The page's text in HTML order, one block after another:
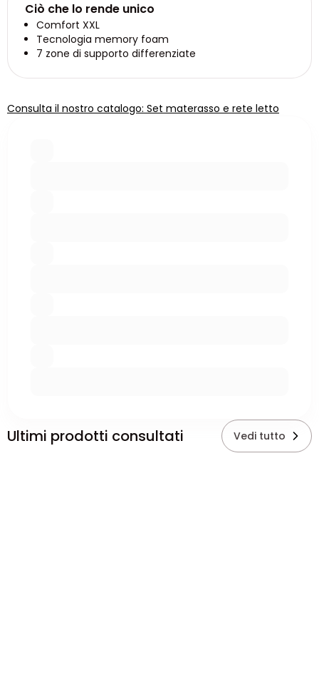
Ciò che lo rende unico
Comfort XXL
Tecnologia memory foam
7 zone di supporto differenziate
Consulta il nostro catalogo: Set materasso e rete letto
Ultimi prodotti consultati Vedi tutto